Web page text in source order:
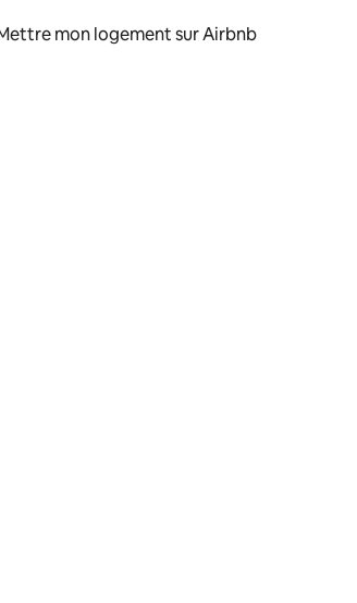
mon logement sur Airbnb